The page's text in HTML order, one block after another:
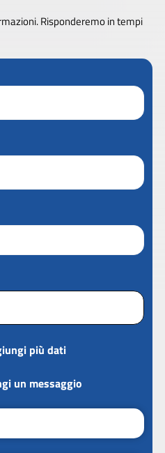
Risponderemo in tempi
più dati
un messaggio